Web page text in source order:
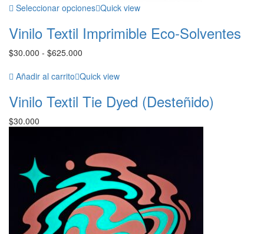
Seleccionar opciones Quick view
Vinilo Textil Imprimible Eco-Solventes
$30.000 - $625.000
precios:
$30.000
hasta
Añadir al carrito Quick view
Vinilo Textil Tie Dyed (Desteñido)
$30.000